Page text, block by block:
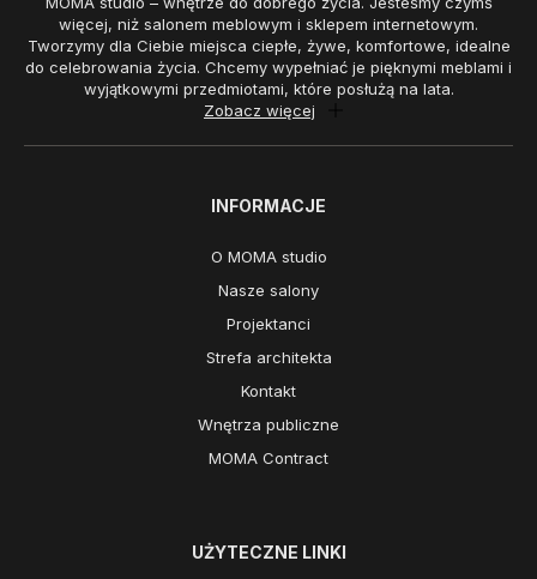
więcej, niż salonem meblowym i sklepem internetowym.
Tworzymy dla Ciebie miejsca ciepłe, żywe, komfortowe, idealne
do celebrowania życia. Chcemy wypełniać je pięknymi meblami i
wyjątkowymi przedmiotami, które posłużą na lata.
Zobacz więcej
INFORMACJE
O MOMA studio
Nasze salony
Projektanci
Strefa architekta
Kontakt
Wnętrza publiczne
MOMA Contract
UŻYTECZNE LINKI